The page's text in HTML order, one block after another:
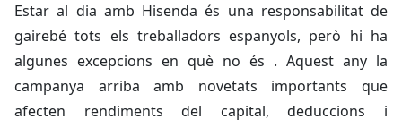
Estar al dia amb Hisenda és una responsabilitat de
gairebé tots els treballadors espanyols, però hi ha
algunes excepcions en què no és . Aquest any la
campanya arriba amb novetats importants que
afecten rendiments del capital, deduccions i